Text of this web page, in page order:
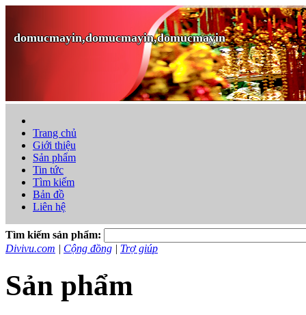
domucmayin,domucmayin,domucmayin
Trang chủ
Giới thiệu
Sản phẩm
Tin tức
Tìm kiếm
Bản đồ
Liên hệ
Tìm kiếm sản phẩm:
Divivu.com | Cộng đồng | Trợ giúp
Sản phẩm